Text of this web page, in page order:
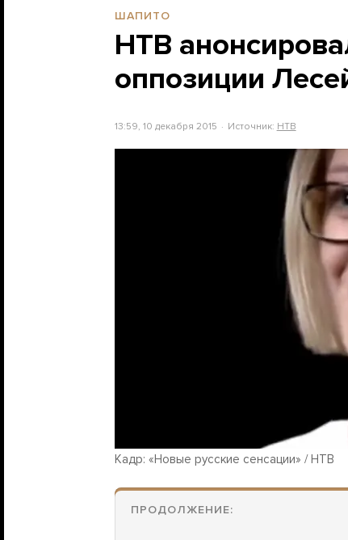
ШАПИТО
НТВ
оппозиции
13:59, 10 декабря 2015 Источник: НТВ
Кадр: «Новые русские сенсации» / НТВ
ПРОДОЛЖЕНИЕ: